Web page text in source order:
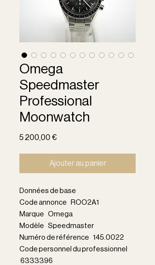
Omega
Speedmaster
Professional
Moonwatch
5 200,00 €Prix
Ajouter au panier
Données de base
Code annonce ROO2A1
Marque Omega
Modèle Speedmaster
Numéro de référence 145.0022
Code personnel du professionnel
6333396